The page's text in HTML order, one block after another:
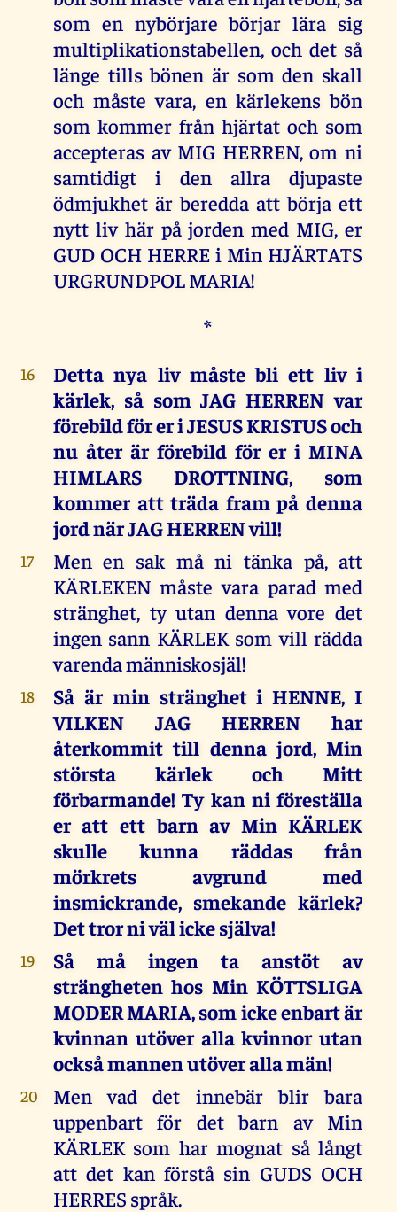
som en nybörjare börjar lära sig
multiplikationstabellen, och det så
länge tills bönen är som den skall
och måste vara, en kärlekens bön
som kommer från hjärtat och som
accepteras av MIG HERREN, om ni
samtidigt i den allra djupaste
ödmjukhet är beredda att börja ett
nytt liv här på jorden med MIG, er
GUD OCH HERRE i Min HJÄRTATS
URGRUNDPOL MARIA!
*
16
Detta nya liv måste bli ett liv i
kärlek, så som JAG HERREN var
förebild för er i JESUS KRISTUS och
nu åter är förebild för er i MINA
HIMLARS DROTTNING, som
kommer att träda fram på denna
jord när JAG HERREN vill!
17
Men en sak må ni tänka på, att
KÄRLEKEN måste vara parad med
stränghet, ty utan denna vore det
ingen sann KÄRLEK som vill rädda
varenda människosjäl!
18
Så är min stränghet i HENNE, I
VILKEN JAG HERREN har
återkommit till denna jord, Min
största kärlek och Mitt
förbarmande! Ty kan ni föreställa
er att ett barn av Min KÄRLEK
skulle kunna räddas från
mörkrets avgrund med
insmickrande, smekande kärlek?
Det tror ni väl icke själva!
19
Så må ingen ta anstöt av
strängheten hos Min KÖTTSLIGA
MODER MARIA, som icke enbart är
kvinnan utöver alla kvinnor utan
också mannen utöver alla män!
20
Men vad det innebär blir bara
uppenbart för det barn av Min
KÄRLEK som har mognat så långt
att det kan förstå sin GUDS OCH
HERRES språk.